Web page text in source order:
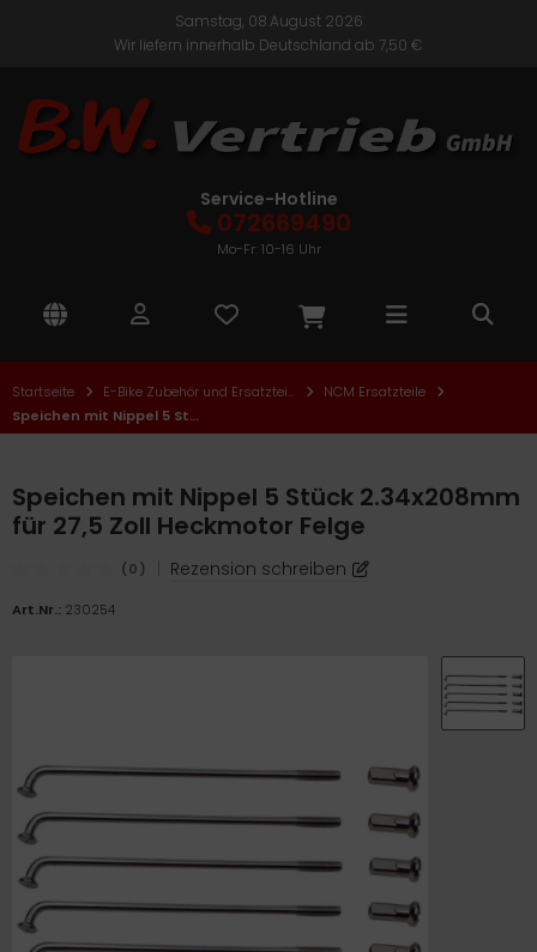
Samstag, 08.August 2026
Wir liefern innerhalb Deutschland ab 7,50 €
Service-Hotline
072669490
Mo-Fr: 10-16 Uhr
Startseite E-Bike Zubehör und Ersatzteile
NCM Ersatzteile
Speichen mit Nippel 5 Stück 2.34x208mm für 27,5 Zoll Heckmotor Felge
Speichen mit Nippel 5 Stück 2.34x208mm
für 27,5 Zoll Heckmotor Felge
(0) Rezension schreiben
Art.Nr.: 230254
ALLES ANZEIGEN AUS E-BIKES
und Jugend E-Bikes
ALLES ANZEIGEN AUS ELEKTROROLLER
ALLES ANZEIGEN AUS E-ROLLER ZUBEHÖR UND
Mechanik
Verkleidung
One
Biker